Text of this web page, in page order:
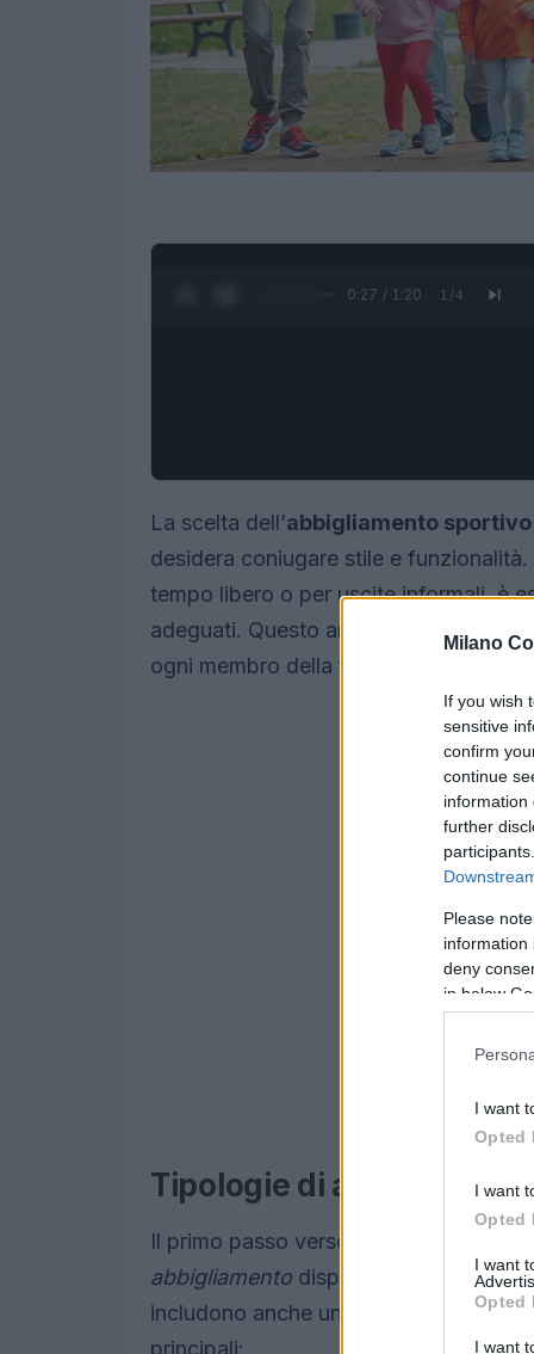
Milano
If you wish
sensitive
confirm
continue
information
further
Please
information
deny
in below
I want
Opted
I want
Opted
I want
Opted
I want
0:28 / 1:20 1 /4
La scelta dell’abbigliamento sportivo
desidera coniugare stile e
tempo libero o per uscite informali, è
adeguati. Questo articolo analizza le
ogni membro della famiglia,
Tipologie di
Il primo passo verso un acquisto
abbigliamento disponibili. Gli articoli
includono anche una varietà di scarpe